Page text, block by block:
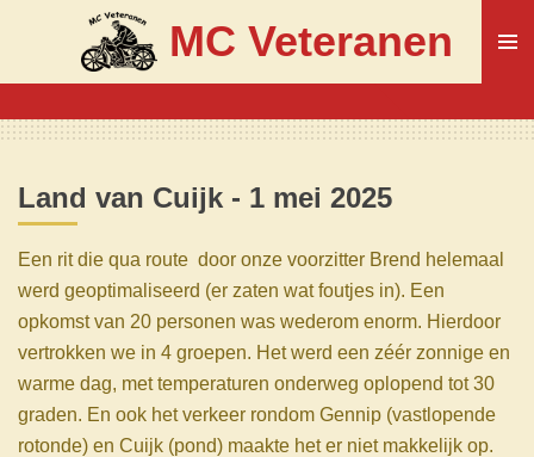
naar
de
MC Veteranen
Land van Cuijk - 1 mei 2025
Een rit die qua route door onze voorzitter Brend helemaal
werd geoptimaliseerd (er zaten wat foutjes in). Een
opkomst van 20 personen was wederom enorm. Hierdoor
vertrokken we in 4 groepen. Het werd een zéér zonnige en
warme dag, met temperaturen onderweg oplopend tot 30
graden. En ook het verkeer rondom Gennip (vastlopende
rotonde) en Cuijk (pond) maakte het er niet makkelijk op.